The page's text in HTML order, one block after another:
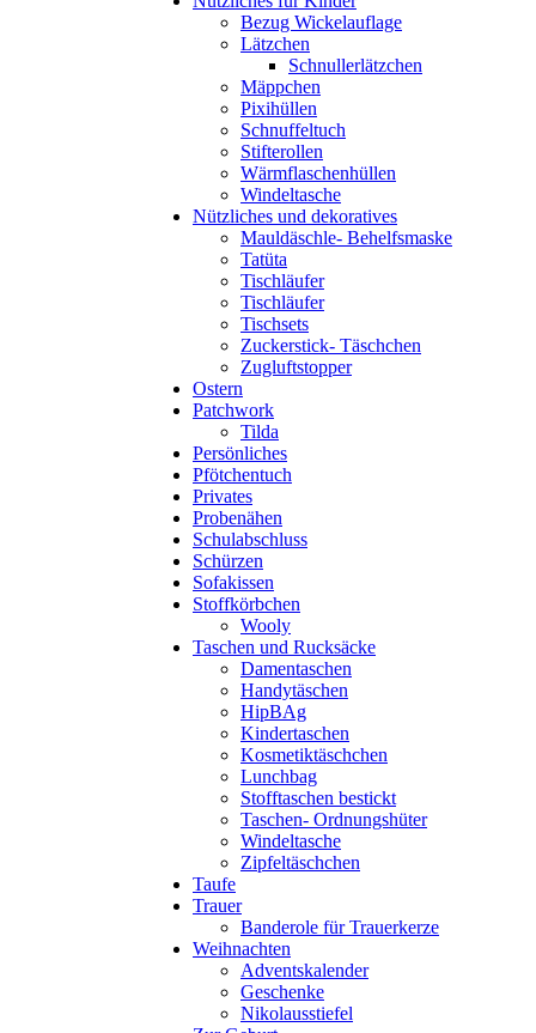
Bezug Wickelauflage
Lätzchen
Schnullerlätzchen
Mäppchen
Pixihüllen
Schnuffeltuch
Stifterollen
Wärmflaschenhüllen
Windeltasche
Nützliches und dekoratives
Mauldäschle- Behelfsmaske
Tatüta
Tischläufer
Tischläufer
Tischsets
Zuckerstick- Täschchen
Zugluftstopper
Ostern
Patchwork
Tilda
Persönliches
Pfötchentuch
Privates
Probenähen
Schulabschluss
Schürzen
Sofakissen
Stoffkörbchen
Wooly
Taschen und Rucksäcke
Damentaschen
Handytäschen
HipBAg
Kindertaschen
Kosmetiktäschchen
Lunchbag
Stofftaschen bestickt
Taschen- Ordnungshüter
Windeltasche
Zipfeltäschchen
Taufe
Trauer
Banderole für Trauerkerze
Weihnachten
Adventskalender
Geschenke
Nikolausstiefel